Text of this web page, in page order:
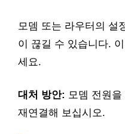
모뎀 또는 라우터의 설
이 끊길 수 있습니다.
세요.
대처 방안: 모뎀 전원을
재연결해 보십시오.